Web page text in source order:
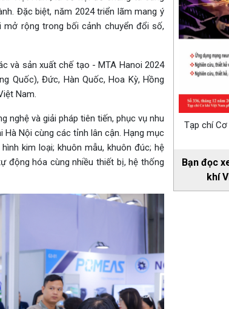
Đặc biệt, năm 2024 triển lãm mang ý
rộng trong bối cảnh chuyển đổi số,
và sản xuất chế tạo - MTA Hanoi 2024
Quốc), Đức, Hàn Quốc, Hoa Kỳ, Hồng
Nam.
nghệ và giải pháp tiên tiến, phục vụ nhu
Nội cùng các tỉnh lân cận. Hạng mục
kim loại; khuôn mẫu, khuôn đúc; hệ
động hóa cùng nhiều thiết bị, hệ thống
Tạp chí
Bạn đọc
khí